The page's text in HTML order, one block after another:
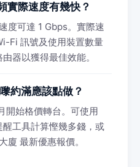
實際速度有幾快？
度可達 1 Gbps。實際速
Fi 訊號及使用裝置數量
器以獲得最佳效能。
約滿應該點做？
開始格價轉台。可使用
工具計算慳幾多錢，或
最新優惠報價。